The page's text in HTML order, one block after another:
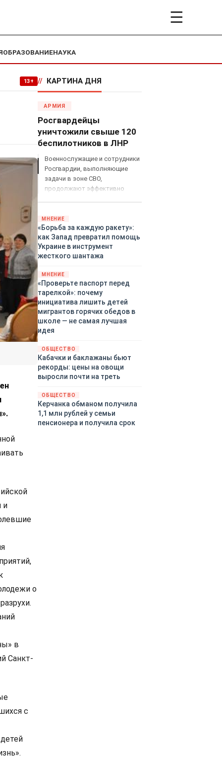
☰
ОБРАЗОВАНИЕНАУКА
13+
и
о
в
Санкт-
с
// КАРТИНА ДНЯ
АРМИЯ
Росгвардейцы
уничтожили свыше 120
беспилотников в ЛНР
Военнослужащие и сотрудники
Росгвардии, выполняющие
задачи в зоне СВО,
продолжают эффективно
МНЕНИЕ
«Борьба за каждую ракету»:
как Запад превратил помощь
Украине в инструмент
жесткого шантажа
МНЕНИЕ
«Проверьте паспорт перед
тарелкой»: почему
инициатива лишить детей
мигрантов горячих обедов в
школе — не самая лучшая
идея
ОБЩЕСТВО
Кабачки и баклажаны бьют
рекорды: цены на овощи
выросли почти на треть
ОБЩЕСТВО
Керчанка обманом получила
1,1 млн рублей у семьи
пенсионера и получила срок